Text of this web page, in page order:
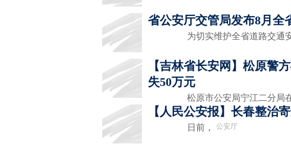
省公安厅交管局发布8月全
为切实维护全省道路交通安
【吉林省长安网】松原警
失50万元
松原市公安局宁江二分局在
【人民公安报】长春整治
日前， 公安厅